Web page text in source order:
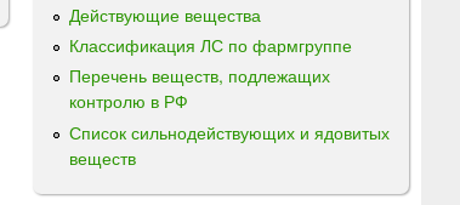
Действующие вещества
Классификация ЛС по фармгруппе
Перечень веществ, подлежащих
контролю в РФ
Список сильнодействующих и ядовитых
веществ